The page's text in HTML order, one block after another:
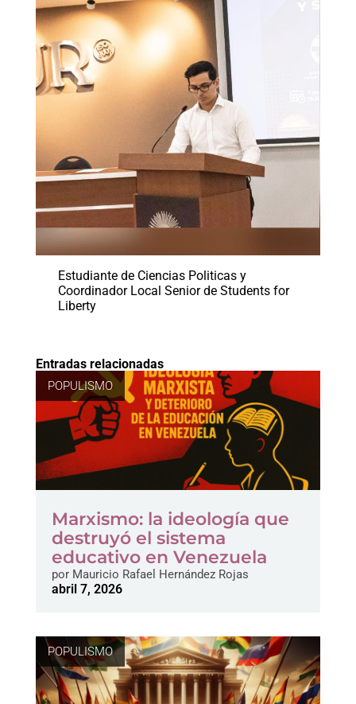
Estudiante de Ciencias Politicas y
Coordinador Local Senior de Students for
Liberty
Entradas relacionadas
POPULISMO
Marxismo: la ideología que
destruyó el sistema
educativo en Venezuela
porMauricio Rafael Hernández Rojas
abril 7, 2026
POPULISMO